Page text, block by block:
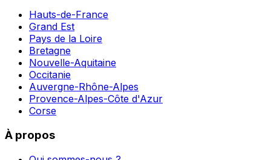
Hauts-de-France
Grand Est
Pays de la Loire
Bretagne
Nouvelle-Aquitaine
Occitanie
Auvergne-Rhône-Alpes
Provence-Alpes-Côte d'Azur
Corse
À propos